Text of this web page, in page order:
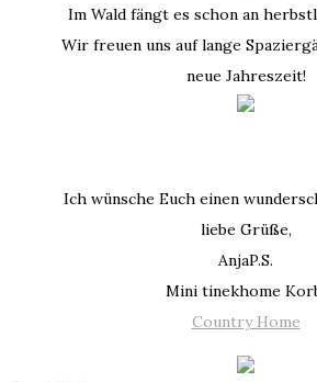
Im Wald fängt es schon an
Wir freuen uns auf lange
neue Jahreszeit!
Ich wünsche Euch einen
liebe Grüße,
AnjaP.S.
Mini tinekhome
Country Home